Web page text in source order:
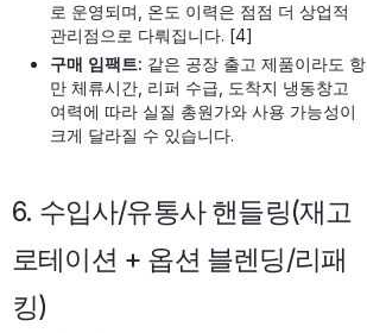
로 운영되며, 온도 이력은 점점 더 상업적
관리점으로 다뤄집니다. [4]
구매 임팩트: 같은 공장 출고 제품이라도 항
만 체류시간, 리퍼 수급, 도착지 냉동창고
여력에 따라 실질 총원가와 사용 가능성이
크게 달라질 수 있습니다.
6. 수입사/유통사 핸들링(재고
로테이션 + 옵션 블렌딩/리패
킹)